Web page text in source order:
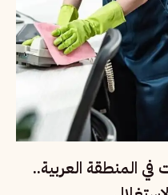
في المنطقة العربية..